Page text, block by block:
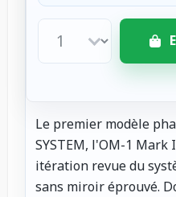
Le premier modèle
SYSTEM, l'OM-1 Mark
itération revue du
sans miroir éprouvé.